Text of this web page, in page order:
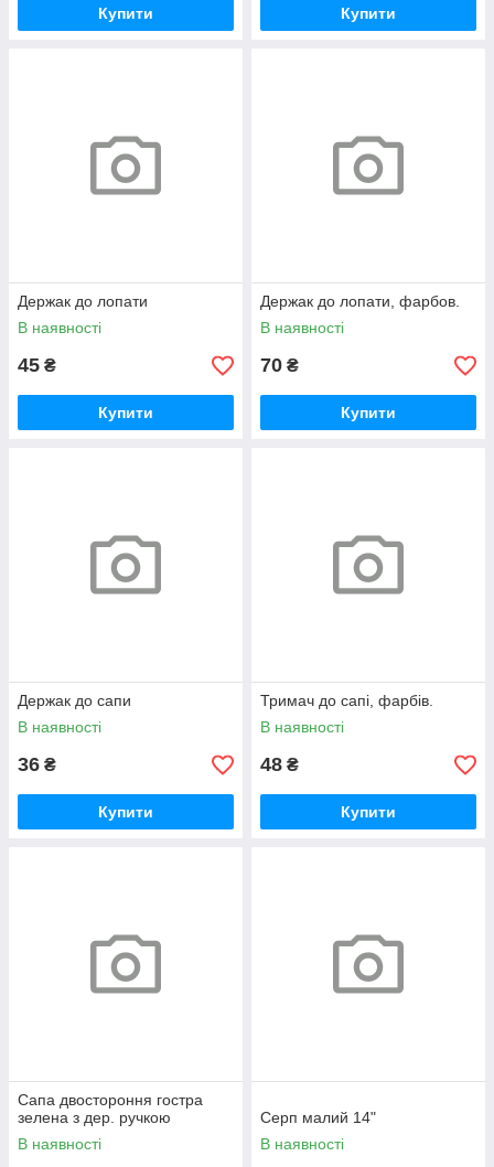
Купити Купити
Держак до лопати
В наявності
45 ₴
Купити
Держак до лопати, фарбов.
В наявності
70 ₴
Купити
Держак до сапи
В наявності
36 ₴
Купити
Тримач до сапі, фарбів.
В наявності
48 ₴
Купити
Сапа двостороння гостра
зелена з дер. ручкою
В наявності
Серп малий 14"
В наявності